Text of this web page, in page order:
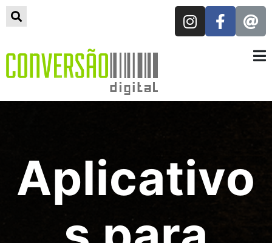
Aplicativo